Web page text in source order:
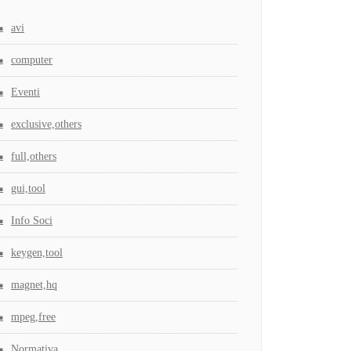
avi
computer
Eventi
exclusive,others
full,others
gui,tool
Info Soci
keygen,tool
magnet,hq
mpeg,free